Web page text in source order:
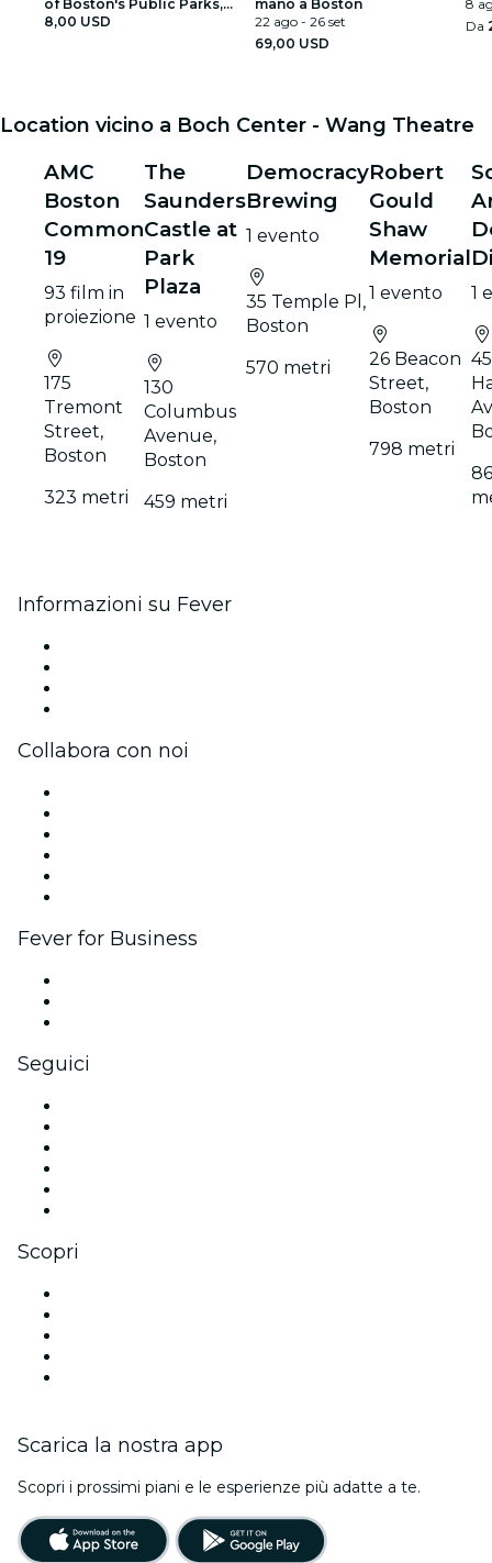
of Boston's Public Parks,
Controversial Infrastructure,
8,00 USD
mano a Boston
22 ago - 26 set
69,00 USD
8
Da
Location vicino a Boch Center - Wang Theatre
AMC
Boston
Common
19
93 film in
proiezione
175
Tremont
Street,
Boston
323 metri
The
Saunders
Castle at
Park
Plaza
1 evento
130
Columbus
Avenue,
Boston
459 metri
Democracy
Brewing
1 evento
35 Temple Pl,
Boston
570 metri
Robert
Gould
Shaw
Memorial
1 evento
26 Beacon
Street,
Boston
798 metri
1
Informazioni su Fever
Collabora con noi
Fever for Business
Seguici
Scopri
Scarica la nostra app
Scopri i prossimi piani e le esperienze più adatte a te.